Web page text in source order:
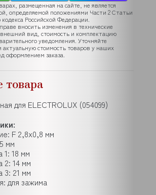
размещенная на сайте, не является
определяемой положениями Части 2 Статьи
Российской Федерации.
вносить изменения в технические
вид, стоимость и комплектацию
уведомления. Уточняйте
актуальную стоимость товаров у наших
оформлением заказа.
товара
для ELECTROLUX (054099)
F 2,8x0,8 мм
мм
1: 18 мм
2: 14 мм
3: 21 мм
для зажима